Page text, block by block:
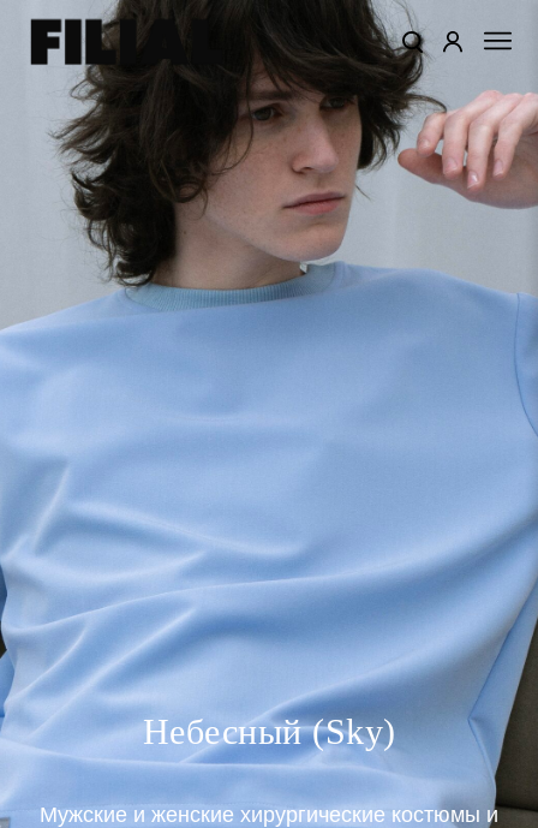
ПОДАРОЧНЫЙ
СЕРТИФИКАТ
ЦВЕТА
КОЛЛЕКЦИИ
ОДЕЖДА
Небесный (Sky)
Мужские и женские хирургические костюмы и